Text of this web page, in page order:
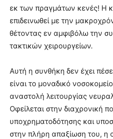
εκ των πραγμάτων κενές! Η
επιδεινωθεί με την
θέτοντας εν αμφιβόλω την
τακτικών χειρουργείων.
Αυτή η συνθήκη δεν έχει
είναι το μοναδικό
αναστολή λειτουργίας
Οφείλεται στην διαχρονική
υποχρηματοδότησης και
στην πλήρη απαξίωση του, η